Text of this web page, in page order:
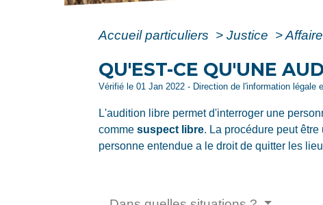
Accueil particuliers > Justice >
QU'EST-CE QU'UNE
Vérifié le 01 Jan 2022 - Direction de l'information légale
L'audition libre permet d'interroger une
commesuspect libre. La procédure peut
personne entendue a le droit de quitter les